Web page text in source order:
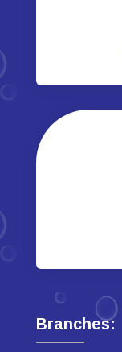
Branches: